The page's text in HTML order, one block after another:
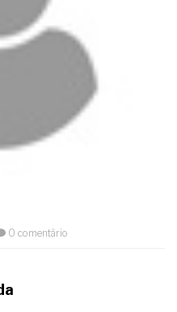
0 comentário